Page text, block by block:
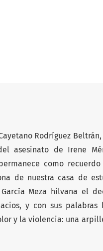
Rodríguez
asesinato de Irene
como
de nuestra casa de
García Meza hilvana el
y con sus
y la violencia: una